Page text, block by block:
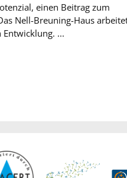
einen Beitrag zum
Nell-Breuning-Haus
Entwicklung. ...